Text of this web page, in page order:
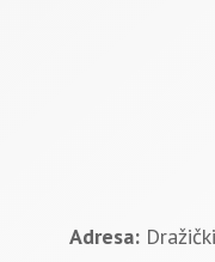
Adresa: